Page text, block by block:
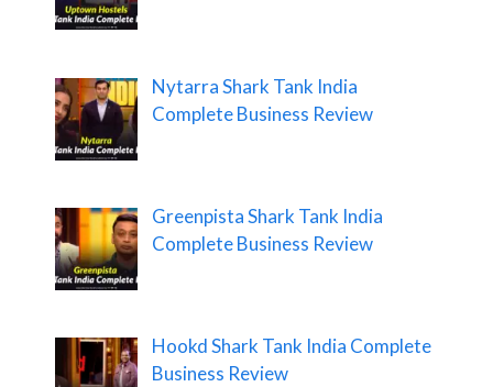
Nytarra Shark Tank India
Complete Business Review
Greenpista Shark Tank India
Complete Business Review
Hookd Shark Tank India Complete
Business Review